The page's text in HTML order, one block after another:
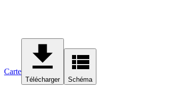
Carte
Télécharger Schéma